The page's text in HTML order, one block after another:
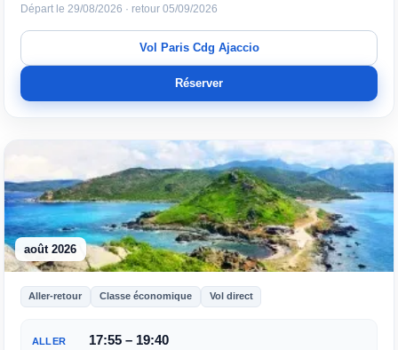
Départ le 29/08/2026 · retour 05/09/2026
Vol Paris Cdg Ajaccio
Réserver
août 2026
Aller-retour Classe économique Vol direct
ALLER 17:55 – 19:40